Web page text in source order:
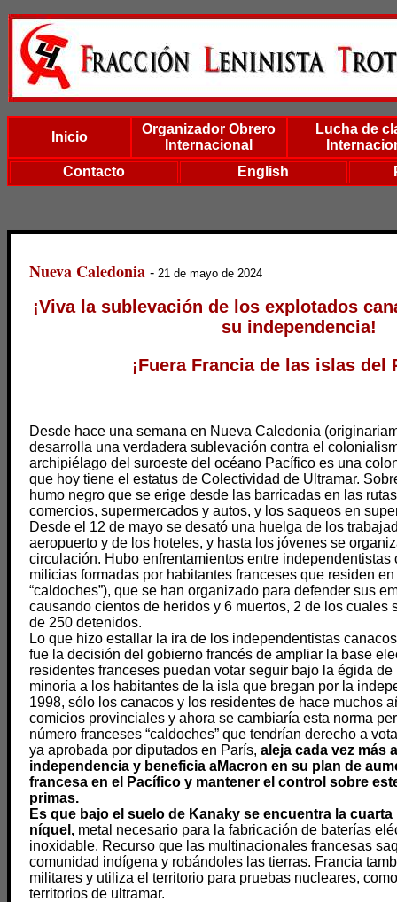
Inicio
Organizador Obrero
Internacional
Lucha de
Contacto
English
Nueva Caledonia- 21 de mayo de 2024
¡Viva la sublevación de los explotados
su independencia!
¡Fuera Francia de las islas del
Desde hace una semana en Nueva Caledonia
desarrolla una verdadera sublevación contra el
archipiélago del suroeste del océano Pacífico es una
que hoy tiene el estatus de Colectividad de Ultramar.
humo negro que se erige desde las barricadas en las
comercios, supermercados y autos, y los saqueos en
Desde el 12 de mayo se desató una huelga de los
aeropuerto y de los hoteles, y hasta los jóvenes se
circulación. Hubo enfrentamientos entre
milicias formadas por habitantes franceses que residen
“caldoches”), que se han organizado para defender sus
causando cientos de heridos y 6 muertos, 2 de los cuales
de 250 detenidos.
Lo que hizo estallar la ira de los independentistas
fue la decisión del gobierno francés de ampliar la base
residentes franceses puedan votar seguir bajo la égida
minoría a los habitantes de la isla que bregan por la
1998, sólo los canacos y los residentes de hace muchos
comicios provinciales y ahora se cambiaría esta norma
número franceses “caldoches” que tendrían derecho a
ya aprobada por diputados en París,aleja cada vez más
independencia y beneficia aMacron en su plan de
francesa en el Pacífico y mantener el control sobre
primas.
Es que bajo el suelo de Kanaky se encuentra la
níquel, metal necesario para la fabricación de baterías
inoxidable. Recurso que las multinacionales francesas
comunidad indígena y robándoles las tierras. Francia
militares y utiliza el territorio para pruebas nucleares,
territorios de ultramar.